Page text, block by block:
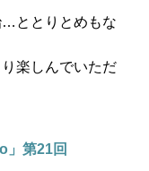
…ととりとめもな
楽しんでいただ
」第21回